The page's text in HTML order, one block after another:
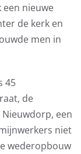
een nieuwe
de kerk en
men in
45
de
een
niet
wederopbouw